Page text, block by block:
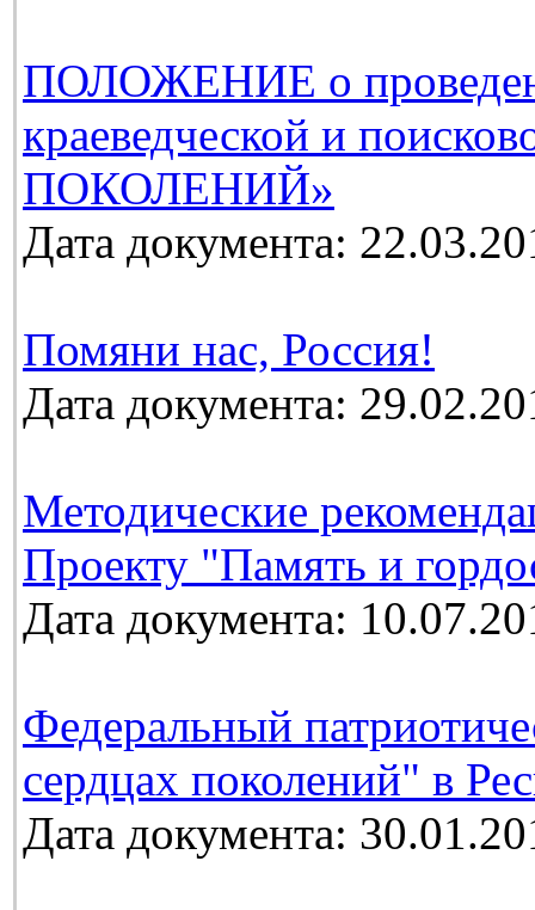
ПОЛОЖЕНИЕ о
краеведческой и
ПОКОЛЕНИЙ»
Дата документа:
Помяни нас, Россия!
Дата документа:
Методические
Проекту "Память и
Дата документа:
Федеральный
сердцах поколений" в
Дата документа: